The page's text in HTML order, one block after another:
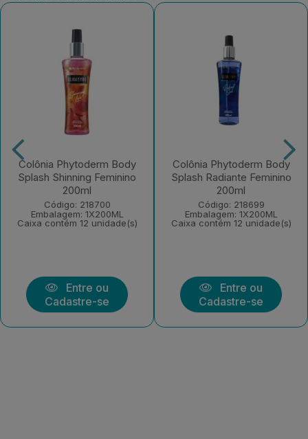
Colônia Phytoderm Body
Splash Shinning Feminino
200ml
Código: 218700
Embalagem: 1X200ML
Caixa contém 12 unidade(s)
Entre ou
Cadastre-se
Colônia Phytoderm Body
Splash Radiante Feminino
200ml
Código: 218699
Embalagem: 1X200ML
Caixa contém 12 unidade(s)
Entre ou
Cadastre-se